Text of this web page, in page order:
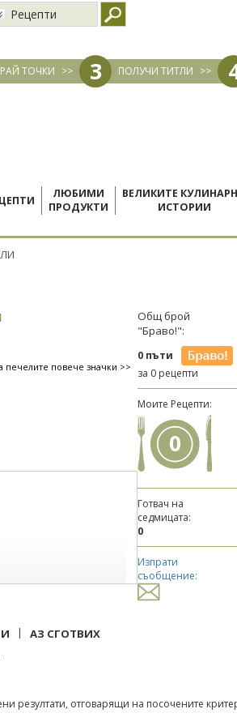
Рецепти
ТОЧКИ >> 3 ПОЛУЧИ ТИТЛИ >>
ЛЮБИМИ
ПРОДУКТИ
ВЕЛИКИТЕ
ИСТОРИИ
печелите повече значки >>
Общ брой
"Браво!":
0 пъти
за 0 рецепти
Моите Рецепти:
0
Готвач на
седмицата:
0
Изпрати
съобщение:
| АЗ СГОТВИХ
резултати, отговарящи на посочените